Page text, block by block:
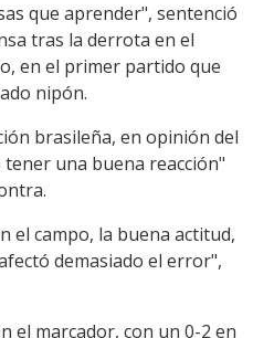
que aprender", sentenció
tras la derrota en el
en el primer partido que
nipón.
brasileña, en opinión del
una buena reacción"
el campo, la buena actitud,
demasiado el error",
el marcador, con un 0-2 en